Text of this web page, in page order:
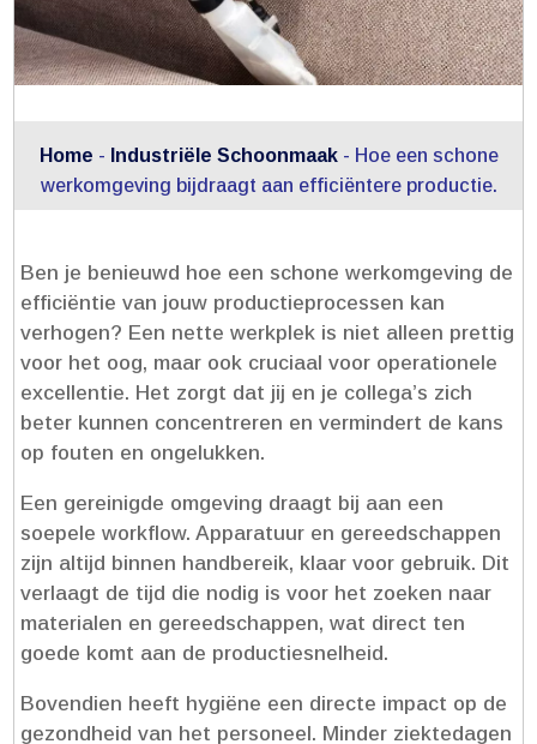
Home - Industriële Schoonmaak- Hoe een schone
werkomgeving bijdraagt aan efficiëntere productie.​
Ben je benieuwd hoe een schone werkomgeving de
efficiëntie van jouw productieprocessen kan
verhogen? Een nette werkplek is niet alleen prettig
voor het oog, maar ook cruciaal voor operationele
excellentie.​ Het zorgt dat jij en je collega’s zich
beter kunnen concentreren en vermindert de kans
op fouten en ongelukken.​
Een gereinigde omgeving draagt bij aan een
soepele workflow.​ Apparatuur en gereedschappen
zijn altijd binnen handbereik, klaar voor gebruik.​ Dit
verlaagt de tijd die nodig is voor het zoeken naar
materialen en gereedschappen, wat direct ten
goede komt aan de productiesnelheid.​
Bovendien heeft hygiëne een directe impact op de
gezondheid van het personeel.​ Minder ziektedagen